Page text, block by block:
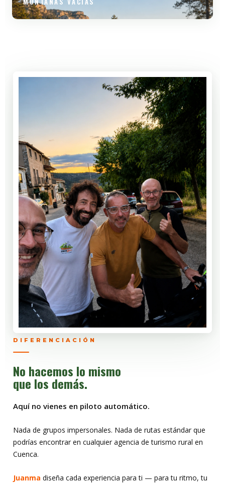
DIFERENCIACIÓN
No hacemos lo mismo
que los demás.
Aquí no vienes en piloto automático.
Nada de grupos impersonales. Nada de rutas estándar que
podrías encontrar en cualquier agencia de turismo rural en
Cuenca.
Juanma diseña cada experiencia para ti — para tu ritmo, tu